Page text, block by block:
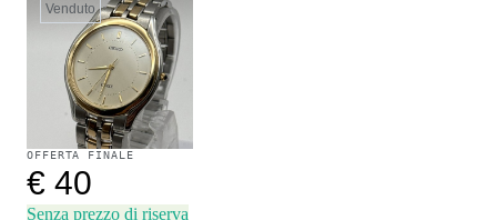
Venduto
OFFERTA FINALE
€ 40
Senza prezzo di riserva